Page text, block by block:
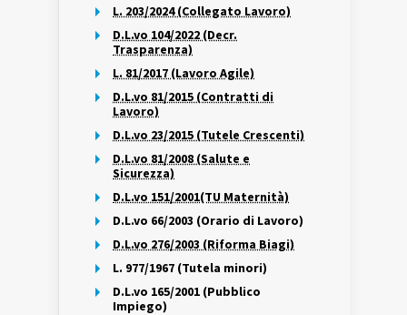
L. 203/2024 (Collegato Lavoro)
D.L.vo 104/2022 (Decr.
Trasparenza)
L. 81/2017 (Lavoro Agile)
D.L.vo 81/2015 (Contratti di
Lavoro)
D.L.vo 23/2015 (Tutele Crescenti)
D.L.vo 81/2008 (Salute e
Sicurezza)
D.L.vo 151/2001(TU Maternità)
D.L.vo 66/2003 (Orario di Lavoro)
D.L.vo 276/2003 (Riforma Biagi)
L. 977/1967 (Tutela minori)
D.L.vo 165/2001 (Pubblico
Impiego)